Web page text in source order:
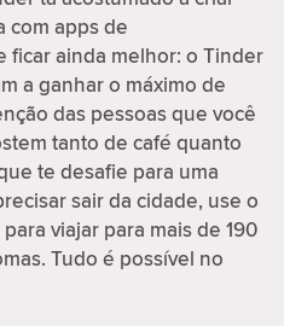
com apps de
ficar ainda melhor: o Tinder
a ganhar o máximo de
das pessoas que você
tanto de café quanto
te desafie para uma
sair da cidade, use o
viajar para mais de 190
Tudo é possível no